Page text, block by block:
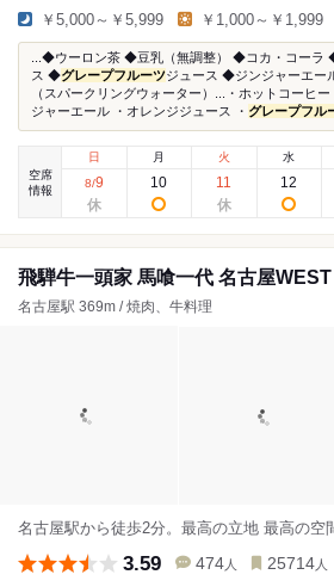
￥5,000～￥5,999 ￥1,000～￥1,999
...◆ウーロン茶 ◆豆乳（無調整） ◆コカ・コーラ
ス ◆グレープフルーツジュース ◆ジンジャーエー
（スパークリングウォーター）...・ホットコーヒ
ジャーエール ・オレンジジュース ・ グレープフル
空席
情報
日
8/9
月
10
火
11
水
12
飛騨牛一頭家 馬喰一代 名古屋WEST
名古屋駅 369m / 焼肉、牛料理
名古屋駅から徒歩2分。最高の立地 最高の空
3.59 474 人 25714 人